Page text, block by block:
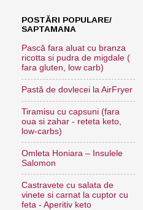
POSTĂRI POPULARE/
SAPTAMANA
Pască fara aluat cu branza
ricotta si pudra de migdale (
fara gluten, low carb)
Pastă de dovlecei la AirFryer
Tiramisu cu capsuni (fara
oua si zahar - reteta keto,
low-carbs)
Omleta Honiara – Insulele
Salomon
Castravete cu salata de
vinete si carnat la cuptor cu
feta - Aperitiv keto